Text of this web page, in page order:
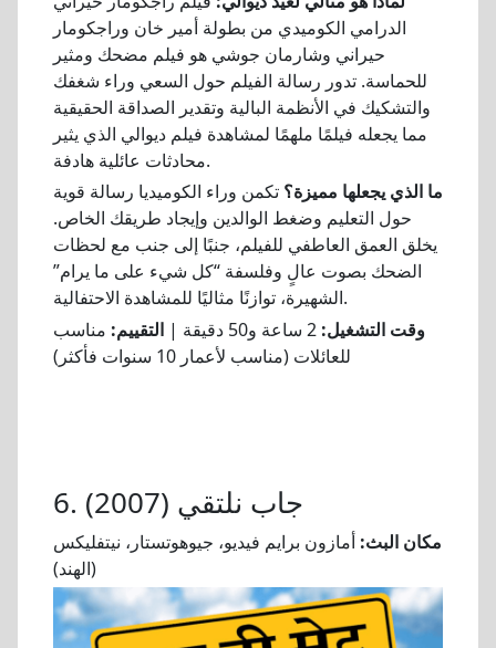
الدرامي الكوميدي من بطولة أمير خان وراجكومار
حيراني وشارمان جوشي هو فيلم مضحك ومثير
للحماسة. تدور رسالة الفيلم حول السعي وراء شغفك
والتشكيك في الأنظمة البالية وتقدير الصداقة الحقيقية
مما يجعله فيلمًا ملهمًا لمشاهدة فيلم ديوالي الذي يثير
محادثات عائلية هادفة.
ما الذي يجعلها مميزة؟ تكمن وراء الكوميديا رسالة قوية
حول التعليم وضغط الوالدين وإيجاد طريقك الخاص.
يخلق العمق العاطفي للفيلم، جنبًا إلى جنب مع لحظات
الضحك بصوت عالٍ وفلسفة “كل شيء على ما يرام”
الشهيرة، توازنًا مثاليًا للمشاهدة الاحتفالية.
وقت التشغيل:
التقييم: مناسب
للعائلات (مناسب لأعمار 10 سنوات فأكثر)
6. جاب نلتقي (2007)
مكان البث: أمازون برايم فيديو، جيوهوتستار، نيتفليكس
(الهند)